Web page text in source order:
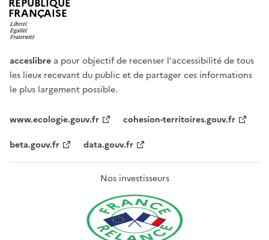
RÉPUBLIQUE
FRANÇAISE
acceslibre a pour objectif de recenser l'accessibilité de tous
les lieux recevant du public et de partager ces informations
le plus largement possible.
www.ecologie.gouv.fr
cohesion-territoires.gouv.fr
beta.gouv.fr
data.gouv.fr
Nos investisseurs